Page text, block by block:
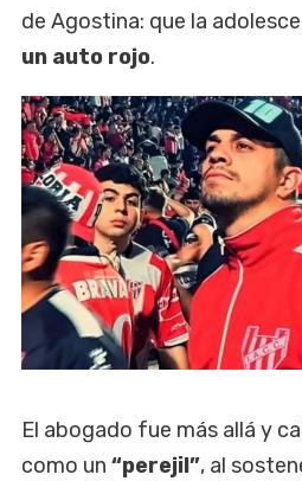
de Agostina: que la
un auto rojo.
El abogado fue más allá y
como un “perejil”, al